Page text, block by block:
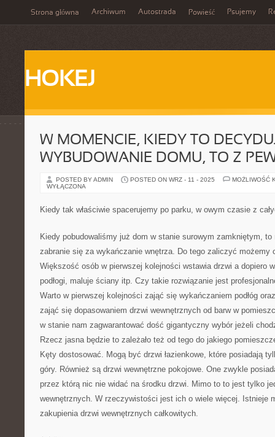
Strona główna Archiwum Autostrada Powieść Psujemy
HOKEJ
W MOMENCIE, KIEDY TO
WYBUDOWANIE DOMU, TO Z
POSTED BY ADMIN POSTED ON WRZ - 11 - 2025
MOŻLIWOŚĆ
WYŁĄCZONA
Kiedy tak właściwie spacerujemy po parku, w owym czasie z
Kiedy pobudowaliśmy już dom w stanie surowym zamkniętym,
zabranie się za wykańczanie wnętrza. Do tego zaliczyć możemy
Większość osób w pierwszej kolejności wstawia drzwi a dopiero
podłogi, maluje ściany itp. Czy takie rozwiązanie jest
Warto w pierwszej kolejności zająć się wykańczaniem podłóg
zająć się dopasowaniem drzwi wewnętrznych od barw w
w stanie nam zagwarantować dość gigantyczny wybór jeżeli
Rzecz jasna będzie to zależało też od tego do jakiego
Kęty dostosować. Mogą być drzwi łazienkowe, które posiadają
góry. Również są drzwi wewnętrzne pokojowe. One zwykle
przez którą nic nie widać na środku drzwi. Mimo to to jest tylko
wewnętrznych. W rzeczywistości jest ich o wiele więcej. Istnieje
zakupienia drzwi wewnętrznych całkowitych.